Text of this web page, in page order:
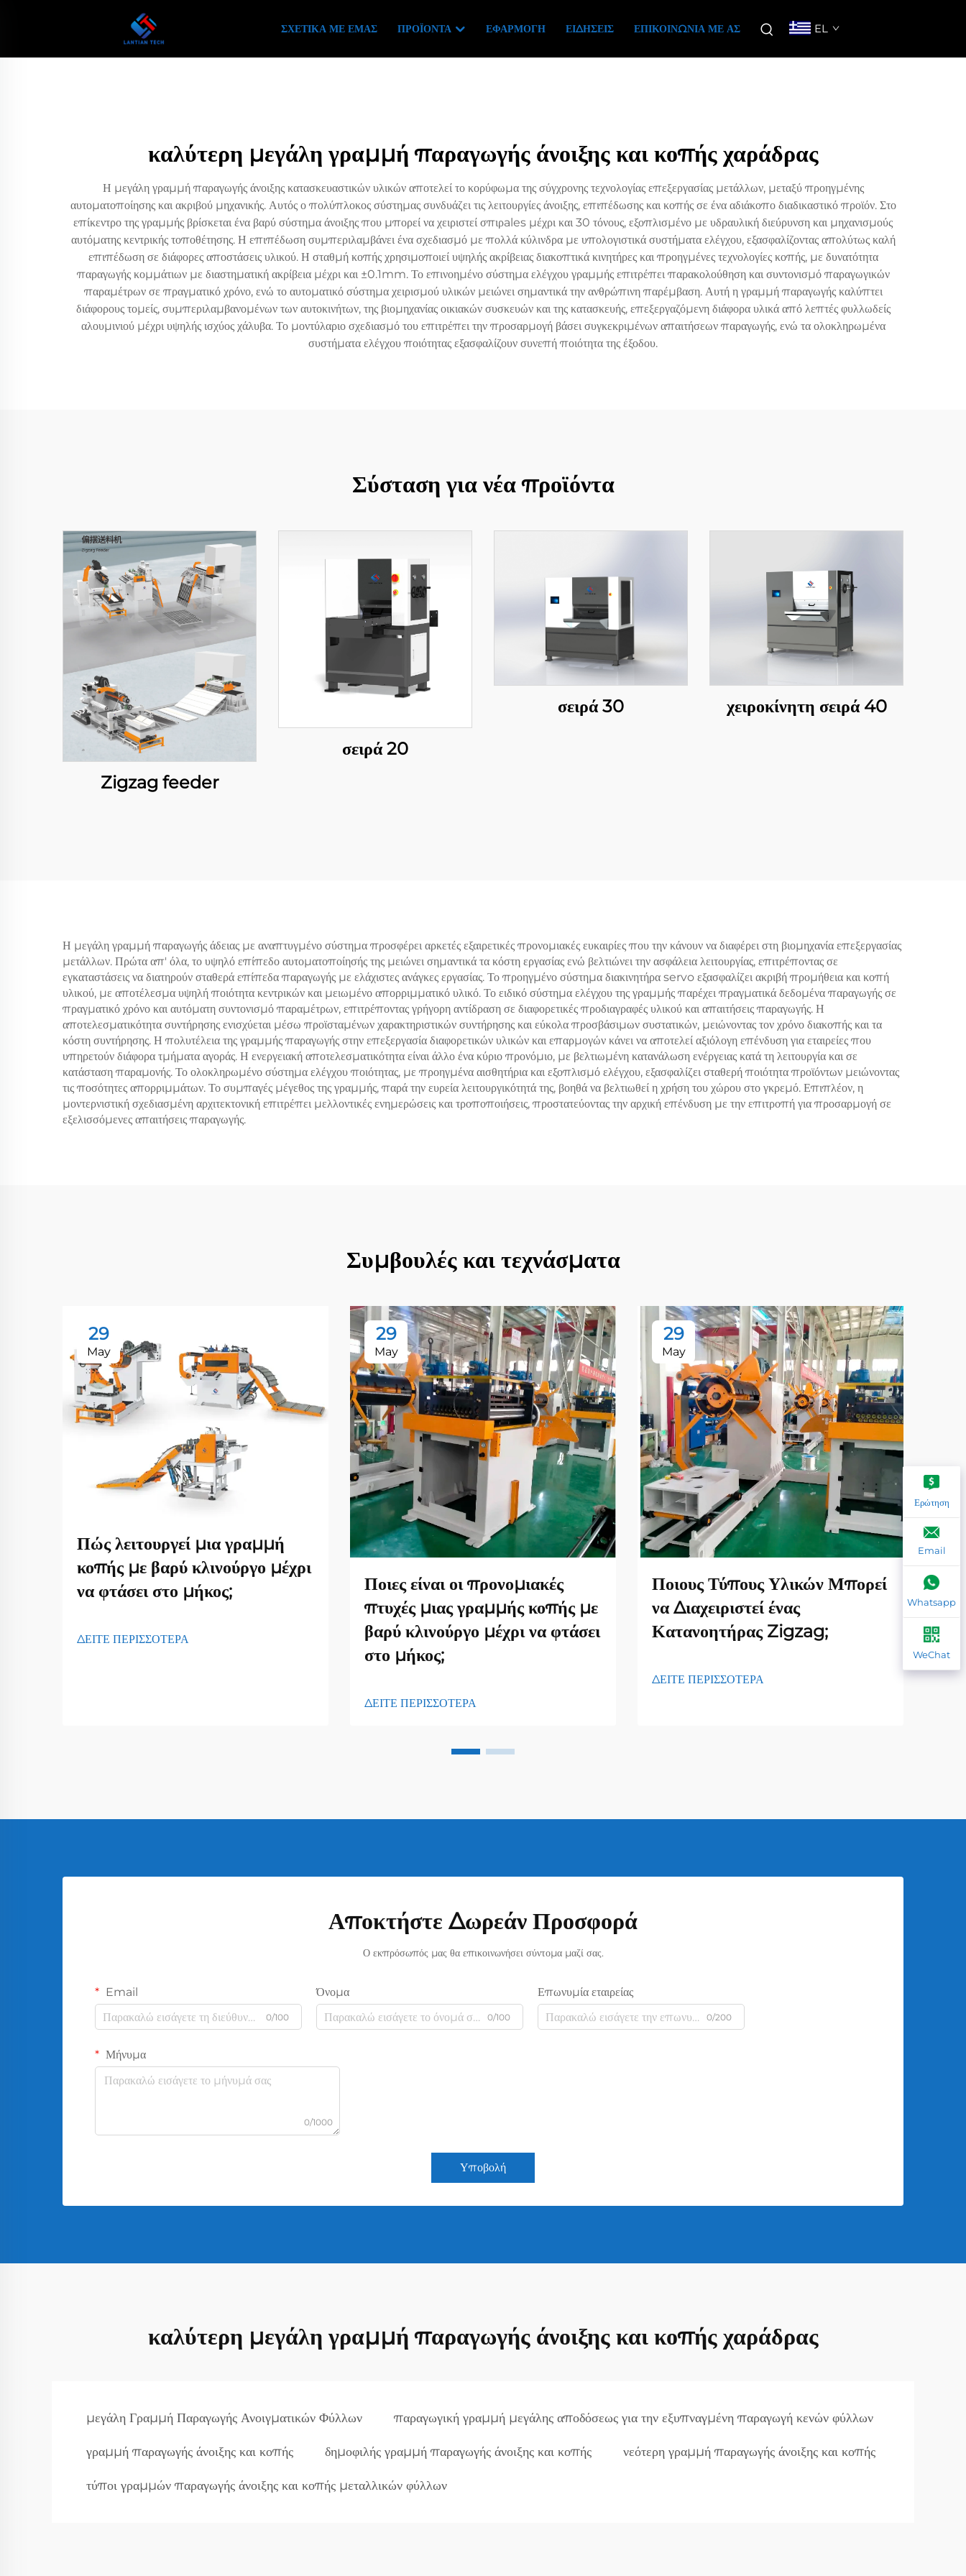
ΣΧΕΤΙΚΆ ΜΕ ΕΜΆΣ ΠΡΟΪΌΝΤΑ ΕΦΑΡΜΟΓΉ ΕΙΔΉΣΕΙΣ ΕΠΙΚΟΙΝΩΝΊΑ ΜΕ ΑΣ EL
καλύτερη μεγάλη γραμμή παραγωγής άνοιξης και κοπής χαράδρας
Η μεγάλη γραμμή παραγωγής άνοιξης κατασκευαστικών υλικών αποτελεί το κορύφωμα της σύγχρονης τεχνολογίας επεξεργασίας μετάλλων, μεταξύ προηγμένης
αυτοματοποίησης και ακριβού μηχανικής. Αυτός ο πολύπλοκος σύστημας συνδυάζει τις λειτουργίες άνοιξης, επιπέδωσης και κοπής σε ένα αδιάκοπο διαδικαστικό προϊόν. Στο
επίκεντρο της γραμμής βρίσκεται ένα βαρύ σύστημα άνοιξης που μπορεί να χειριστεί σπιρales μέχρι και 30 τόνους, εξοπλισμένο με υδραυλική διεύρυνση και μηχανισμούς
αυτόματης κεντρικής τοποθέτησης. Η επιπέδωση συμπεριλαμβάνει ένα σχεδιασμό με πολλά κύλινδρα με υπολογιστικά συστήματα ελέγχου, εξασφαλίζοντας απολύτως καλή
επιπέδωση σε διάφορες αποστάσεις υλικού. Η σταθμή κοπής χρησιμοποιεί υψηλής ακρίβειας διακοπτικά κινητήρες και προηγμένες τεχνολογίες κοπής, με δυνατότητα
παραγωγής κομμάτιων με διαστηματική ακρίβεια μέχρι και ±0.1mm. Το επινοημένο σύστημα ελέγχου γραμμής επιτρέπει παρακολούθηση και συντονισμό παραγωγικών
παραμέτρων σε πραγματικό χρόνο, ενώ το αυτοματικό σύστημα χειρισμού υλικών μειώνει σημαντικά την ανθρώπινη παρέμβαση. Αυτή η γραμμή παραγωγής καλύπτει
διάφορους τομείς, συμπεριλαμβανομένων των αυτοκινήτων, της βιομηχανίας οικιακών συσκευών και της κατασκευής, επεξεργαζόμενη διάφορα υλικά από λεπτές φυλλωδείς
αλουμινιού μέχρι υψηλής ισχύος χάλυβα. Το μοντύλαριο σχεδιασμό του επιτρέπει την προσαρμογή βάσει συγκεκριμένων απαιτήσεων παραγωγής, ενώ τα ολοκληρωμένα
συστήματα ελέγχου ποιότητας εξασφαλίζουν συνεπή ποιότητα της έξοδου.
Σύσταση για νέα προϊόντα
Zigzag feeder
σειρά 20
σειρά 30 χειροκίνητη σειρά 40
Η μεγάλη γραμμή παραγωγής άδειας με αναπτυγμένο σύστημα προσφέρει αρκετές εξαιρετικές προνομιακές ευκαιρίες που την κάνουν να διαφέρει στη βιομηχανία επεξεργασίας
μετάλλων. Πρώτα απ' όλα, το υψηλό επίπεδο αυτοματοποίησής της μειώνει σημαντικά τα κόστη εργασίας ενώ βελτιώνει την ασφάλεια λειτουργίας, επιτρέποντας σε
εγκαταστάσεις να διατηρούν σταθερά επίπεδα παραγωγής με ελάχιστες ανάγκες εργασίας. Το προηγμένο σύστημα διακινητήρα servo εξασφαλίζει ακριβή προμήθεια και κοπή
υλικού, με αποτέλεσμα υψηλή ποιότητα κεντρικών και μειωμένο απορριμματικό υλικό. Το ειδικό σύστημα ελέγχου της γραμμής παρέχει πραγματικά δεδομένα παραγωγής σε
πραγματικό χρόνο και αυτόματη συντονισμό παραμέτρων, επιτρέποντας γρήγορη αντίδραση σε διαφορετικές προδιαγραφές υλικού και απαιτήσεις παραγωγής. Η
αποτελεσματικότητα συντήρησης ενισχύεται μέσω προϊσταμένων χαρακτηριστικών συντήρησης και εύκολα προσβάσιμων συστατικών, μειώνοντας τον χρόνο διακοπής και τα
κόστη συντήρησης. Η πολυτέλεια της γραμμής παραγωγής στην επεξεργασία διαφορετικών υλικών και επαρμογών κάνει να αποτελεί αξιόλογη επένδυση για εταιρείες που
υπηρετούν διάφορα τμήματα αγοράς. Η ενεργειακή αποτελεσματικότητα είναι άλλο ένα κύριο προνόμιο, με βελτιωμένη κατανάλωση ενέργειας κατά τη λειτουργία και σε
κατάσταση παραμονής. Το ολοκληρωμένο σύστημα ελέγχου ποιότητας, με προηγμένα αισθητήρια και εξοπλισμό ελέγχου, εξασφαλίζει σταθερή ποιότητα προϊόντων μειώνοντας
τις ποσότητες απορριμμάτων. Το συμπαγές μέγεθος της γραμμής, παρά την ευρεία λειτουργικότητά της, βοηθά να βελτιωθεί η χρήση του χώρου στο γκρεμό. Επιπλέον, η
μοντερνιστική σχεδιασμένη αρχιτεκτονική επιτρέπει μελλοντικές ενημερώσεις και τροποποιήσεις, προστατεύοντας την αρχική επένδυση με την επιτροπή για προσαρμογή σε
εξελισσόμενες απαιτήσεις παραγωγής.
Συμβουλές και τεχνάσματα
29
May
Πώς λειτουργεί μια γραμμή
κοπής με βαρύ κλινούργο μέχρι
να φτάσει στο μήκος;
ΔΕΙΤΕ ΠΕΡΙΣΣΟΤΕΡΑ
29
May
Ποιες είναι οι προνομιακές
πτυχές μιας γραμμής κοπής με
βαρύ κλινούργο μέχρι να φτάσει
στο μήκος;
ΔΕΙΤΕ ΠΕΡΙΣΣΟΤΕΡΑ
29
May
Ποιους Τύπους Υλικών Μπορεί
να Διαχειριστεί ένας
Κατανοητήρας Zigzag;
ΔΕΙΤΕ ΠΕΡΙΣΣΟΤΕΡΑ
Αποκτήστε Δωρεάν Προσφορά
Ο εκπρόσωπός μας θα επικοινωνήσει σύντομα μαζί σας.
Email
0/100
Όνομα
0/100
Επωνυμία εταιρείας
0/200
Μήνυμα
0/1000
Υποβολή
καλύτερη μεγάλη γραμμή παραγωγής άνοιξης και κοπής χαράδρας
μεγάλη Γραμμή Παραγωγής Ανοιγματικών Φύλλων παραγωγική γραμμή μεγάλης αποδόσεως για την εξυπναγμένη παραγωγή κενών φύλλων
γραμμή παραγωγής άνοιξης και κοπής δημοφιλής γραμμή παραγωγής άνοιξης και κοπής νεότερη γραμμή παραγωγής άνοιξης και κοπής
τύποι γραμμών παραγωγής άνοιξης και κοπής μεταλλικών φύλλων
Ερώτηση
Email
Whatsapp
WeChat